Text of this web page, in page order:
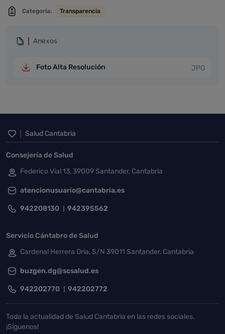
Categoría: Transparencia
Anexos
Foto Alta Resolución JPG
Inicio del pie de página
Salud Cantabria
Consejería de Salud
Federico Vial 13, 39009 Santander, Cantabria
atencionusuario@cantabria.es
942208130 942395562
Servicio Cántabro de Salud
Cardenal Herrera Oria, S/N 39011 Santander, Cantabria
buzgen.dg@scsalud.es
942202770 942202772
Toda la actualidad de Salud Cantabria en las redes sociales.
¡Síguenos!